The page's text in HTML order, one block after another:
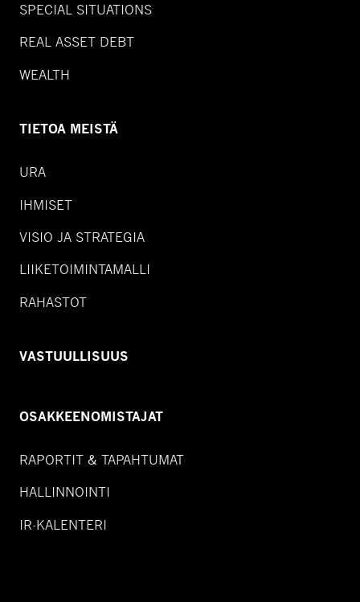
SPECIAL SITUATIONS
REAL ASSET DEBT
WEALTH
TIETOA MEISTÄ
URA
IHMISET
VISIO JA STRATEGIA
LIIKETOIMINTAMALLI
RAHASTOT
VASTUULLISUUS
OSAKKEENOMISTAJAT
RAPORTIT & TAPAHTUMAT
HALLINNOINTI
IR-KALENTERI